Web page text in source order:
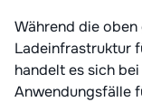
Während die
Ladeinfrastruktur
handelt es sich
Anwendungsfälle